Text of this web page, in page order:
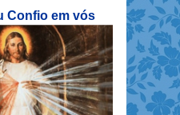
Confio em vós